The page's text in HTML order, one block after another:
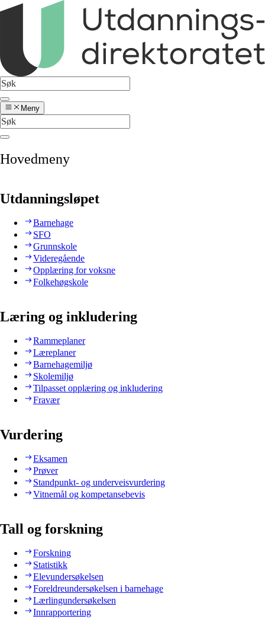
Meny
Hovedmeny
Utdanningsløpet
Barnehage
SFO
Grunnskole
Videregående
Opplæring for voksne
Folkehøgskole
Læring og inkludering
Rammeplaner
Læreplaner
Barnehagemiljø
Skolemiljø
Tilpasset opplæring og inkludering
Fravær
Vurdering
Eksamen
Prøver
Standpunkt- og underveisvurdering
Vitnemål og kompetansebevis
Tall og forskning
Forskning
Statistikk
Elevundersøkelsen
Foreldreundersøkelsen i barnehage
Lærlingundersøkelsen
Innrapportering